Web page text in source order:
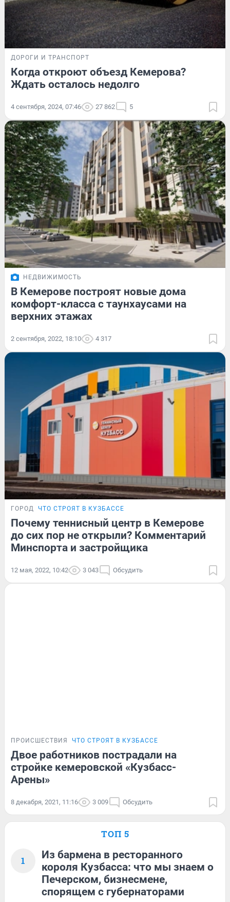
ДОРОГИ И ТРАНСПОРТ
Когда откроют объезд Кемерова?
Ждать осталось недолго
4 сентября, 2024, 07:46 27 862 5
НЕДВИЖИМОСТЬ
В Кемерове построят новые дома
комфорт-класса с таунхаусами на
верхних этажах
2 сентября, 2022, 18:10 4 317
ГОРОД ЧТО СТРОЯТ В КУЗБАССЕ
Почему теннисный центр в Кемерове
до сих пор не открыли? Комментарий
Минспорта и застройщика
12 мая, 2022, 10:42 3 043 Обсудить
ПРОИСШЕСТВИЯ ЧТО СТРОЯТ В КУЗБАССЕ
Двое работников пострадали на
стройке кемеровской «Кузбасс-
Арены»
8 декабря, 2021, 11:16 3 009 Обсудить
ТОП 5
1
Из бармена в ресторанного
короля Кузбасса: что мы знаем о
Печерском, бизнесмене,
спорящем с губернаторами